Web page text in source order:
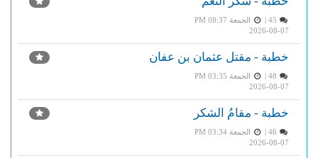
الجمعة PM 08:37
2026-08-07
خطبة - مقتل عثمان بن عفان
الجمعة PM 03:35
2026-08-07
خطبة - مقامُ الشكر
الجمعة PM 03:34
2026-08-07